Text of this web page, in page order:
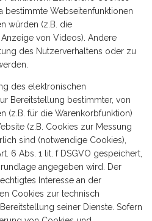
bestimmte Webseitenfunktionen
würden (z.B. die
von Videos). Andere
des Nutzerverhaltens oder zu
des elektronischen
Bereitstellung bestimmter, von
(z.B. für die Warenkorbfunktion)
(z.B. Cookies zur Messung
sind (notwendige Cookies),
6 Abs. 1 lit. f DSGVO gespeichert,
angegeben wird. Der
Interesse an der
Cookies zur technisch
seiner Dienste. Sofern